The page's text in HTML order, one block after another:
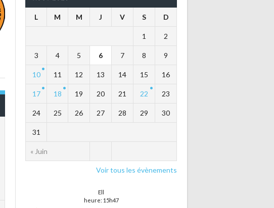
L M M J V S D
« Juin
1 2
3 4 5 6 7 8 9
10 11 12 13 14 15 16
17 18 19 20 21 22 23
24 25 26 27 28 29 30
31
Voir tous les évènements
Ell
heure: 15h47